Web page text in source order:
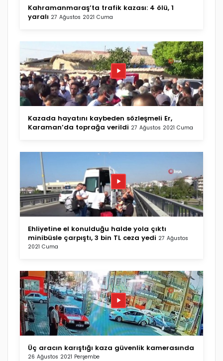
Kahramanmaraş’ta trafik kazası: 4 ölü, 1
yaralı 27 Ağustos 2021 Cuma
Kazada hayatını kaybeden sözleşmeli Er,
Karaman’da toprağa verildi 27 Ağustos 2021 Cuma
Ehliyetine el konulduğu halde yola çıktı
minibüsle çarpıştı, 3 bin TL ceza yedi 27 Ağustos
2021 Cuma
Üç aracın karıştığı kaza güvenlik kamerasında
26 Ağustos 2021 Perşembe